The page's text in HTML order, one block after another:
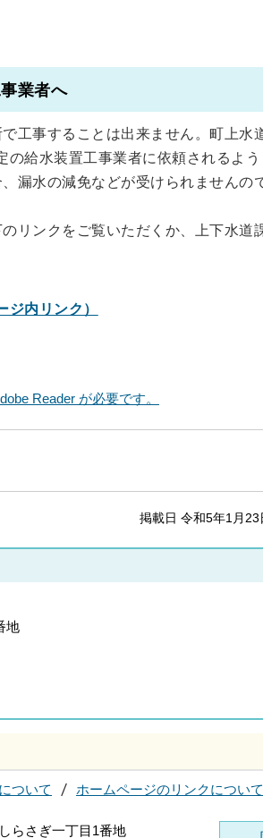
業者へ
工事することは出来ません。町上水
給水装置工事業者に依頼されるよう
漏水の減免などが受けられませんの
リンクをご覧いただくか、上下水道
ジ内リンク）
Reader が必要です。
掲載日 令和5年1月23
地
ついて ホームページのリンクについて
らさぎ一丁目1番地